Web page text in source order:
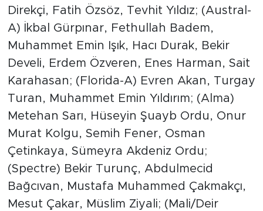
Direkçi, Fatih Özsöz, Tevhit Yıldız; (Austral-
A) İkbal Gürpınar, Fethullah Badem,
Muhammet Emin Işık, Hacı Durak, Bekir
Develi, Erdem Özveren, Enes Harman, Sait
Karahasan; (Florida-A) Evren Akan, Turgay
Turan, Muhammet Emin Yıldırım; (Alma)
Metehan Sarı, Hüseyin Şuayb Ordu, Onur
Murat Kolgu, Semih Fener, Osman
Çetinkaya, Sümeyra Akdeniz Ordu;
(Spectre) Bekir Turunç, Abdulmecid
Bağcıvan, Mustafa Muhammed Çakmakçı,
Mesut Çakar, Müslim Ziyali; (Mali/Deir